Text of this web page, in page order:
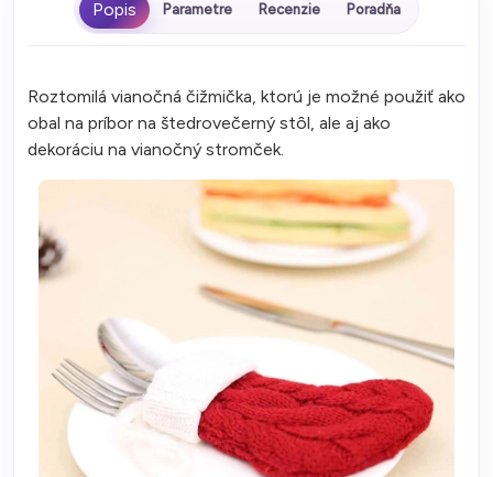
Parametre Recenzie Poradňa
Roztomilá vianočná čižmička, ktorú je možné použiť ako
obal na príbor na štedrovečerný stôl, ale aj ako
dekoráciu na vianočný stromček.